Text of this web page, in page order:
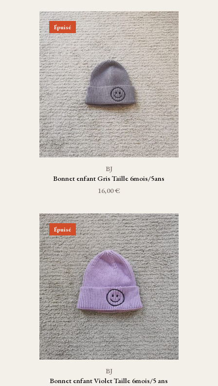
Épuisé
BJ
Bonnet enfant Gris Taille 6mois/5ans
16,00 €
Épuisé
BJ
Bonnet enfant Violet Taille 6mois/5 ans